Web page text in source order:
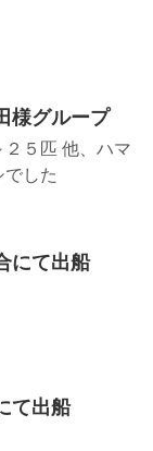
様グループ
５匹 他、ハマ
でした
にて出船
て出船